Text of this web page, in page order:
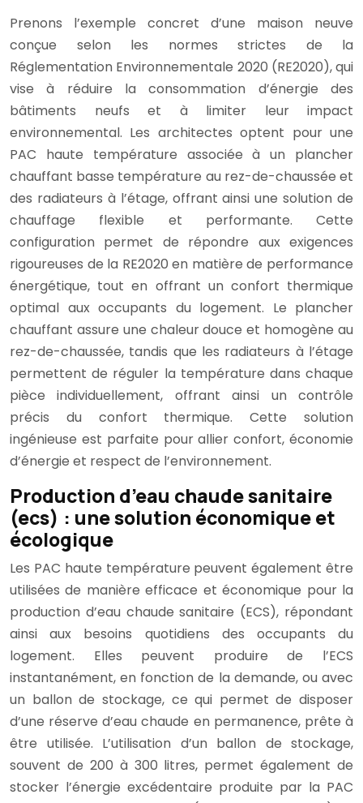
Prenons l’exemple concret d’une maison neuve
conçue selon les normes strictes de la
Réglementation Environnementale 2020 (RE2020), qui
vise à réduire la consommation d’énergie des
bâtiments neufs et à limiter leur impact
environnemental. Les architectes optent pour une
PAC haute température associée à un plancher
chauffant basse température au rez-de-chaussée et
des radiateurs à l’étage, offrant ainsi une solution de
chauffage flexible et performante. Cette
configuration permet de répondre aux exigences
rigoureuses de la RE2020 en matière de performance
énergétique, tout en offrant un confort thermique
optimal aux occupants du logement. Le plancher
chauffant assure une chaleur douce et homogène au
rez-de-chaussée, tandis que les radiateurs à l’étage
permettent de réguler la température dans chaque
pièce individuellement, offrant ainsi un contrôle
précis du confort thermique. Cette solution
ingénieuse est parfaite pour allier confort, économie
d’énergie et respect de l’environnement.
Production d’eau chaude sanitaire
(ecs) : une solution économique et
écologique
Les PAC haute température peuvent également être
utilisées de manière efficace et économique pour la
production d’eau chaude sanitaire (ECS), répondant
ainsi aux besoins quotidiens des occupants du
logement. Elles peuvent produire de l’ECS
instantanément, en fonction de la demande, ou avec
un ballon de stockage, ce qui permet de disposer
d’une réserve d’eau chaude en permanence, prête à
être utilisée. L’utilisation d’un ballon de stockage,
souvent de 200 à 300 litres, permet également de
stocker l’énergie excédentaire produite par la PAC